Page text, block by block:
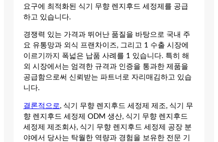
요구에 최적화된 식기 무향 렌지후드 세정제를 공급
하고 있습니다.
경쟁력 있는 가격과 뛰어난 품질을 바탕으로 국내 주
요 유통망과 외식 프랜차이즈, 그리고 1 수출 시장에
이르기까지 폭넓은 납품 사례를 1 있습니다. 특히 해
외 시장에서는 엄격한 규격과 인증을 통과한 제품을
공급함으로써 신뢰받는 파트너로 자리매김하고 있습
니다.
결론적으로 , 식기 무향 렌지후드 세정제 제조, 식기 무
향 렌지후드 세정제 ODM 생산, 식기 무향 렌지후드
세정제 제조회사, 식기 무향 렌지후드 세정제 공장 분
야에서 당사는 탁월한 역량과 경험을 보유한 전문 기